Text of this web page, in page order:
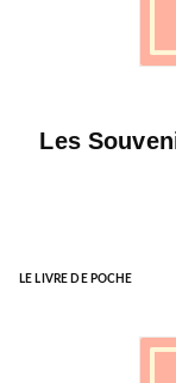
Les
LE LIVRE DE POCHE